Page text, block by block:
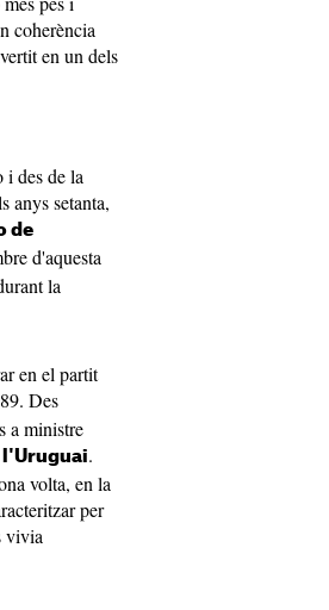
coherència
en un dels
des de la
anys setanta,
de
d'aquesta
la
en el partit
Des
a ministre
l'Uruguai.
volta, en la
per
vivia